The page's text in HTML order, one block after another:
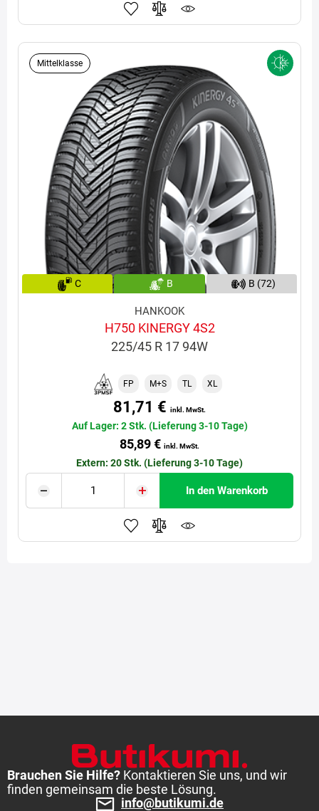
Mittelklasse
C B B (72)
HANKOOK
H750 KINERGY 4S2
225/45 R 17 94W
FP M+S TL XL
81,71 € inkl. MwSt.
Auf Lager: 2 Stk. (Lieferung 3-10 Tage)
85,89 € inkl. MwSt.
Extern: 20 Stk. (Lieferung 3-10 Tage)
In den Warenkorb
Brauchen Sie Hilfe? Kontaktieren Sie uns, und wir
finden gemeinsam die beste Lösung.
info@butikumi.de